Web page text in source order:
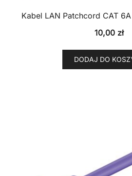
Kabel LAN Patchcord CAT
10,00 zł
DODAJ DO